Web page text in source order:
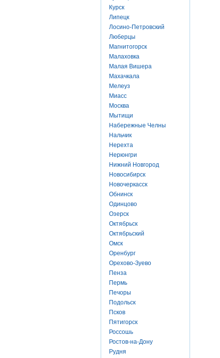
Курск
Липецк
Лосино-Петровский
Люберцы
Магнитогорск
Малаховка
Малая Вишера
Махачкала
Мелеуз
Миасс
Москва
Мытищи
Набережные Челны
Нальчик
Нерехта
Нерюнгри
Нижний Новгород
Новосибирск
Новочеркасск
Обнинск
Одинцово
Озерск
Октябрьск
Октябрьский
Омск
Оренбург
Орехово-Зуево
Пенза
Пермь
Печоры
Подольск
Псков
Пятигорск
Россошь
Ростов-на-Дону
Рудня